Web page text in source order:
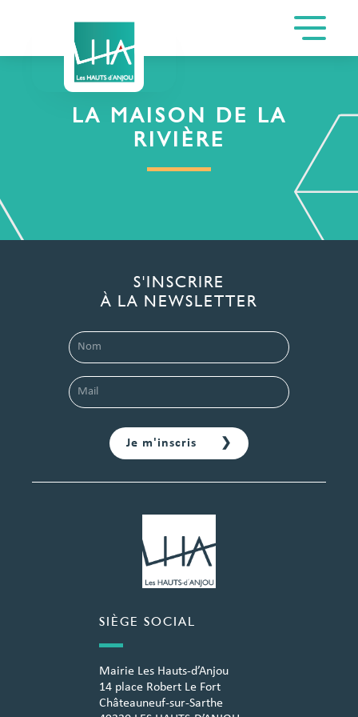
LA MAISON DE LA
RIVIÈRE
S'INSCRIRE
À LA NEWSLETTER
SIÈGE SOCIAL
Mairie Les Hauts-d’Anjou
14 place Robert Le Fort
Châteauneuf-sur-Sarthe